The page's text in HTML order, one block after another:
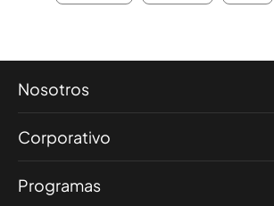
Nosotros
Corporativo
Programas